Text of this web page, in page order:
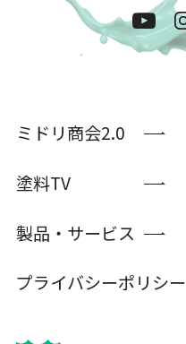
ミドリ商会2.0
塗料TV
製品・サービス
プライバシーポリシー